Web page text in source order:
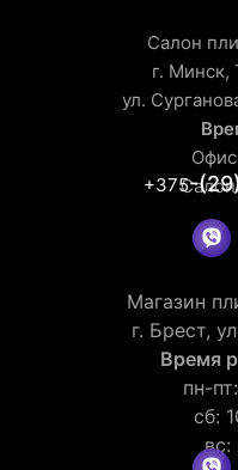
Салон
г. Минск,
ул.
+375-
Магазин
г. Брест,
Время
пн-
сб:
вс: